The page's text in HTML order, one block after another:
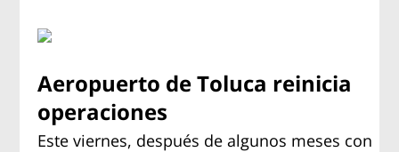
Aeropuerto de Toluca reinicia
operaciones
Este viernes, después de algunos meses con